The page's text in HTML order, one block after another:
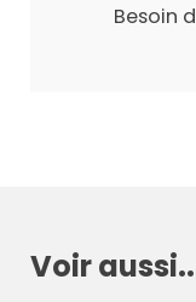
Besoin
Voir